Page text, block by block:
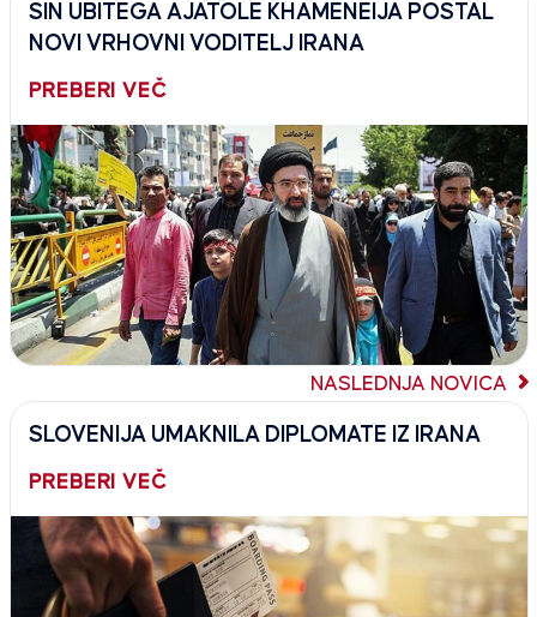
SIN UBITEGA AJATOLE KHAMENEIJA POSTAL
NOVI VRHOVNI VODITELJ IRANA
PREBERI VEČ
NASLEDNJA NOVICA
SLOVENIJA UMAKNILA DIPLOMATE IZ IRANA
PREBERI VEČ